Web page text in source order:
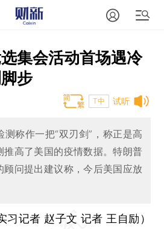
集会活动首场遇冷
步
试听
T中
称作一把“双刃剑”，称正是高
推高了美国的疫情数据。特朗普
顾问提出建议称，今后美国应放
习记者 赵子文 记者 王自励）